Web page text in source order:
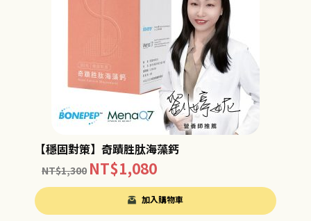
【穩固對策】奇蹟胜肽海藻鈣
NT$1,300 NT$1,080
加入購物車